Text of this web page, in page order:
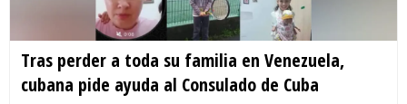
Tras perder a toda su familia en Venezuela,
cubana pide ayuda al Consulado de Cuba